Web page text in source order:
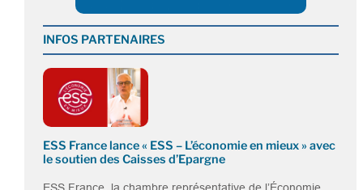
INFOS PARTENAIRES
ESS France lance « ESS – L’économie en mieux » avec
le soutien des Caisses d’Epargne